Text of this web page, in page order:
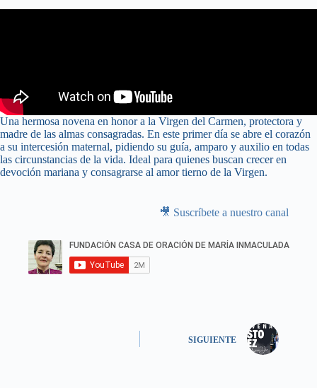
Una hermosa novena en honor a la Virgen del Carmen, protectora y
madre de las almas consagradas. En este primer día se abre el corazón
a su intercesión maternal, pidiendo su guía, amparo y auxilio en todas
las circunstancias de la vida. Ideal para quienes buscan crecer en
devoción mariana y consagrarse al amor tierno de la Virgen.
🎥 Suscríbete a nuestro canal
SIGUIENTE